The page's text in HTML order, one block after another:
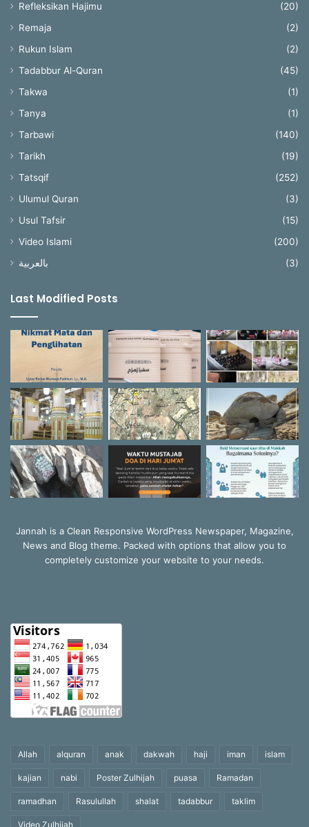
Refleksikan Hajimu
(20)
Remaja
(2)
Rukun Islam
(2)
Tadabbur Al-Quran
(45)
Takwa
(1)
Tanya
(1)
Tarbawi
(140)
Tarikh
(19)
Tatsqif
(252)
Ulumul Quran
(3)
Usul Tafsir
(15)
Video Islami
(200)
بالعربية
(3)
Last Modified Posts
Jannah is a Clean Responsive WordPress Newspaper, Magazine,
News and Blog theme. Packed with options that allow you to
completely customize your website to your needs.
Allah alquran anak dakwah haji iman islam
kajian nabi Poster Zulhijah puasa Ramadan
ramadhan Rasulullah shalat tadabbur taklim
Video Zulhijah